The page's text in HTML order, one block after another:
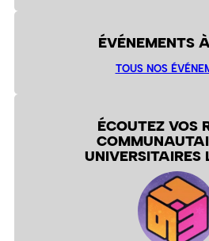
ÉVÉNEMENTS
TOUS NOS
ÉCOUTEZ VOS
UNIVERSITAIRES